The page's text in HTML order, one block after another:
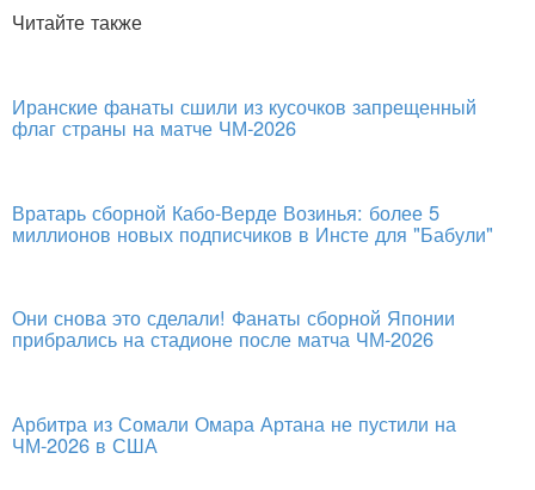
Читайте также
Иранские фанаты сшили из кусочков запрещенный
флаг страны на матче ЧМ-2026
Вратарь сборной Кабо-Верде Возинья: более 5
миллионов новых подписчиков в Инсте для "Бабули"
Они снова это сделали! Фанаты сборной Японии
прибрались на стадионе после матча ЧМ-2026
Арбитра из Сомали Омара Артана не пустили на
ЧМ-2026 в США